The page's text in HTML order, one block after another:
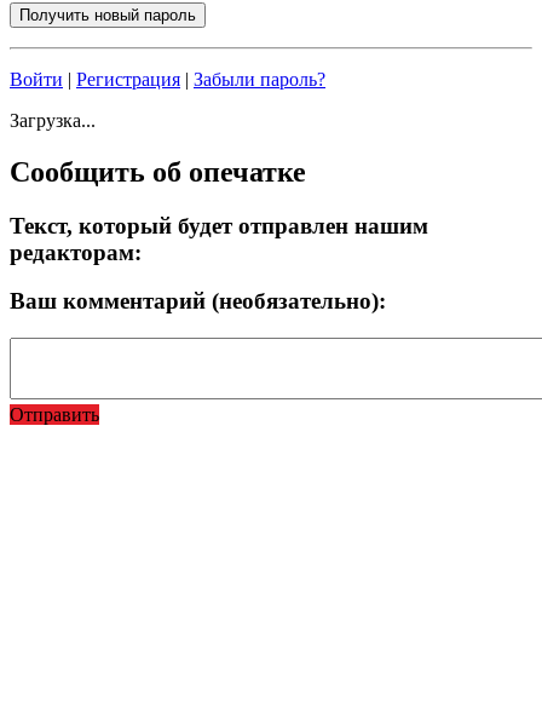
Войти | Регистрация | Забыли пароль?
Загрузка...
Сообщить об опечатке
Текст, который будет отправлен нашим
редакторам:
Ваш комментарий (необязательно):
Отправить